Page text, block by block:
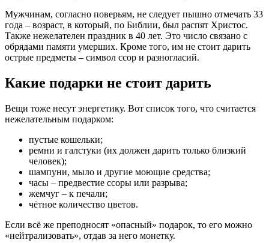
Мужчинам, согласно поверьям, не следует пышно отмечать 33
года – возраст, в который, по Библии, был распят Христос.
Также нежелателен праздник в 40 лет. Это число связано с
обрядами памяти умерших. Кроме того, им не стоит дарить
острые предметы – символ ссор и разногласий.
Какие подарки не стоит дарить
Вещи тоже несут энергетику. Вот список того, что считается
нежелательным подарком:
пустые кошельки;
ремни и галстуки (их должен дарить только близкий
человек);
шампуни, мыло и другие моющие средства;
часы – предвестие ссоры или разрыва;
жемчуг – к печали;
чётное количество цветов.
Если всё же преподносят «опасный» подарок, то его можно
«нейтрализовать», отдав за него монетку.